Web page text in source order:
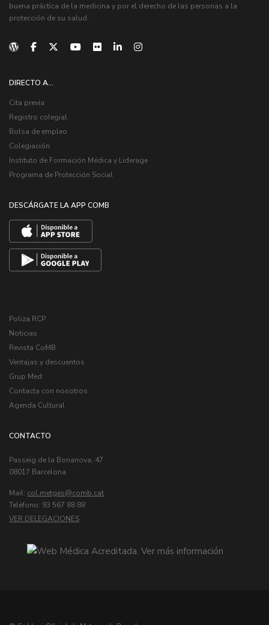
buena práctica de la medicina y por el derecho de las personas a la
protección de su salud.
DIRECTO A...
Cita previa
Registro colegial
Bolsa de empleo
Colegiación
Instituto de Formación Médica y Liderage
Programa de Protección Social
DESCÁRGATE LA APP COMB
Poliza RCP
Noticias
Revista CoMB
Ventajas y descuentos
Grup Med
Contacta con nosotros
Agenda Cultural
CONTACTO
Passeig de la Bonanova, 47
08017 Barcelona
Mail: col.metges
Telèfono: 93 567 88 88
VER DELEGACIONES